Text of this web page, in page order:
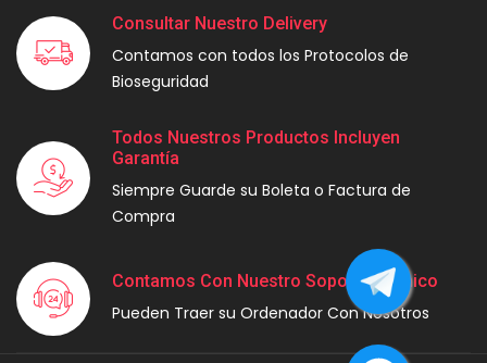
Consultar Nuestro Delivery
Contamos con todos los Protocolos de
Bioseguridad
Todos Nuestros Productos Incluyen
Garantía
Siempre Guarde su Boleta o Factura de
Compra
Contamos Con Nuestro Soporte Técnico
Pueden Traer su Ordenador Con Nosotros